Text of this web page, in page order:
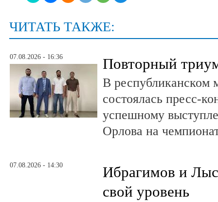
ЧИТАТЬ ТАКЖЕ:
07.08.2026 - 16:36 Повторный
В республиканском
состоялась пресс-
успешному
Орлова на
07.08.2026 - 14:30
Ибрагимов и
свой уровень